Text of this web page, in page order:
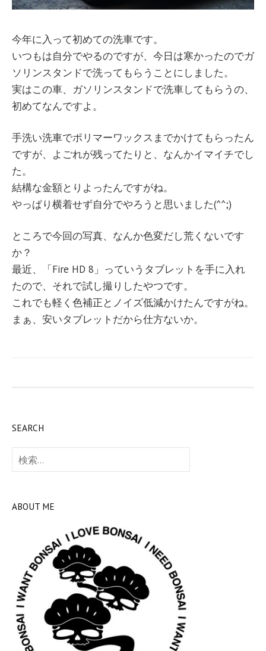
今年に入って初めての洗車です。
いつもは自分でやるのですが、今日は寒かったのでガ
ソリンスタンドで洗ってもらうことにしました。
実はこの車、ガソリンスタンドで洗車してもらうの、
初めてなんですよ。
手洗い洗車でポリマーワックスまでかけてもらったん
ですが、よごれが残ってたりと、なんかイマイチでし
た。
結構な金額とりよったんですがね。
やっぱり横着せず自分でやろうと思いました(^^;)
ところで今回の写真、なんか色変だし荒くないです
か？
最近、「Fire HD 8」っていうタブレットを手に入れ
たので、それで試し撮りしたやつです。
これでも軽く色補正とノイズ低減かけたんですがね。
まぁ、安いタブレットだから仕方ないか。
SEARCH
検
索:
ABOUT ME